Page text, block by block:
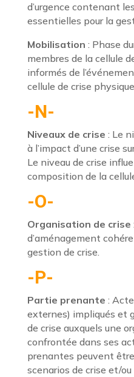
d’urgence contenant
essentielles pour la
Mobilisation : Phase
membres de la cellule
informés de
cellule de crise
-N-
Niveaux de crise : Le
à l’impact d’une crise
Le niveau de crise
composition de la
-O-
Organisation de crise
d’aménagement
gestion de crise.
-P-
Partie prenante :
externes) impliqués et
de crise auxquels une
confrontée dans ses
prenantes peuvent
scenarios de crise et/